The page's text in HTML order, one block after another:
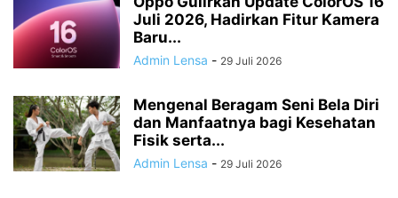
Juli 2026, Hadirkan Fitur Kamera
Baru...
Admin Lensa - 29 Juli 2026
Mengenal Beragam Seni Bela Diri
dan Manfaatnya bagi Kesehatan
Fisik serta...
Admin Lensa - 29 Juli 2026